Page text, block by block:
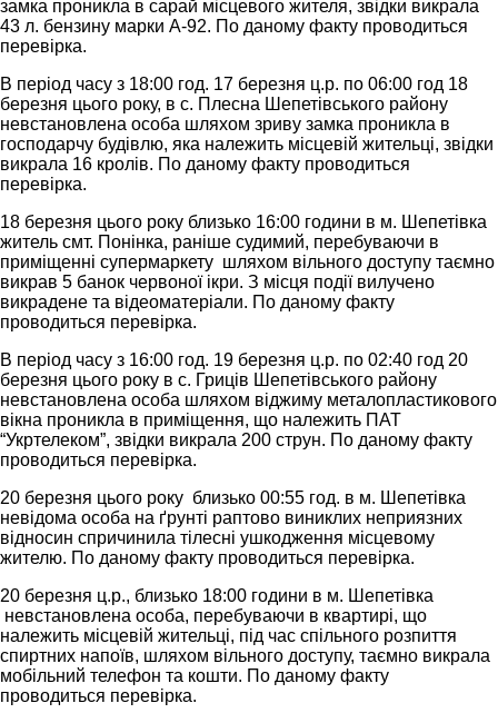
замка проникла в сарай місцевого жителя, звідки викрала
43 л. бензину марки А-92. По даному факту проводиться
перевірка.
В період часу з 18:00 год. 17 березня ц.р. по 06:00 год 18
березня цього року, в с. Плесна Шепетівського району
невстановлена особа шляхом зриву замка проникла в
господарчу будівлю, яка належить місцевій жительці, звідки
викрала 16 кролів. По даному факту проводиться
перевірка.
18 березня цього року близько 16:00 години в м. Шепетівка
житель смт. Понінка, раніше судимий, перебуваючи в
приміщенні супермаркету шляхом вільного доступу таємно
викрав 5 банок червоної ікри. З місця події вилучено
викрадене та відеоматеріали. По даному факту
проводиться перевірка.
В період часу з 16:00 год. 19 березня ц.р. по 02:40 год 20
березня цього року в с. Гриців Шепетівського району
невстановлена особа шляхом віджиму металопластикового
вікна проникла в приміщення, що належить ПАТ
“Укртелеком”, звідки викрала 200 струн. По даному факту
проводиться перевірка.
20 березня цього року близько 00:55 год. в м. Шепетівка
невідома особа на ґрунті раптово виниклих неприязних
відносин спричинила тілесні ушкодження місцевому
жителю. По даному факту проводиться перевірка.
20 березня ц.р., близько 18:00 години в м. Шепетівка
невстановлена особа, перебуваючи в квартирі, що
належить місцевій жительці, під час спільного розпиття
спиртних напоїв, шляхом вільного доступу, таємно викрала
мобільний телефон та кошти. По даному факту
проводиться перевірка.